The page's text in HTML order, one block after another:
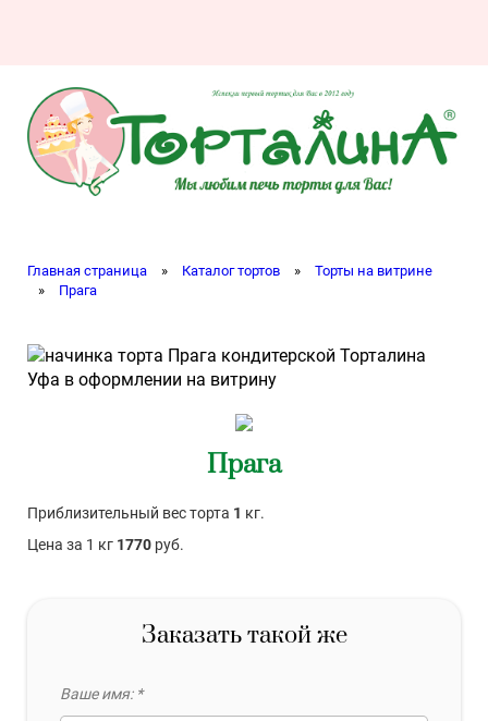
Главная страница » Каталог тортов »
Торты на витрине
»
Прага
Прага
Приблизительный вес торта 1 кг.
Цена за 1 кг 1770 руб.
Заказать такой же
Ваше имя: *